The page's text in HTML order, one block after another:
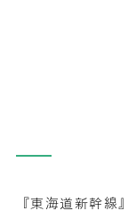
『東海道新幹線